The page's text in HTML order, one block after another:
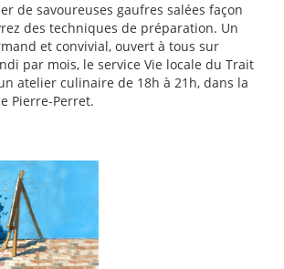
de savoureuses gaufres salées façon
des techniques de préparation. Un
et convivial, ouvert à tous sur
par mois, le service Vie locale du Trait
atelier culinaire de 18h à 21h, dans la
Pierre-Perret.